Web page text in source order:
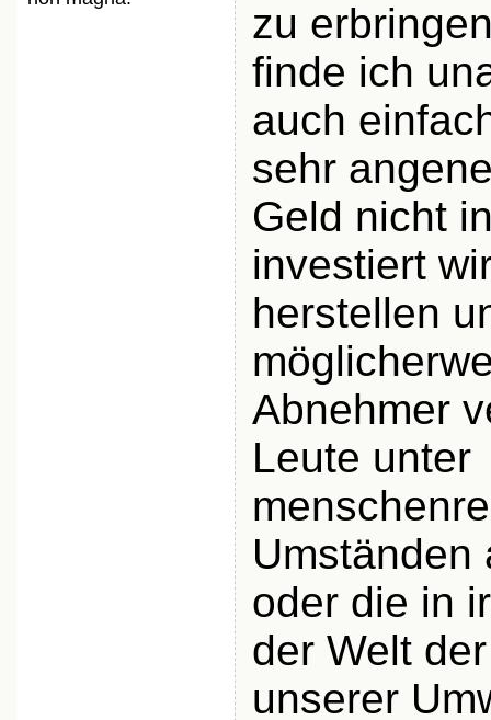
zu
finde ich
auch
sehr
Geld nicht
investiert
herstellen
Abnehmer
Leute unter
Umständen
oder die in
der Welt
unserer